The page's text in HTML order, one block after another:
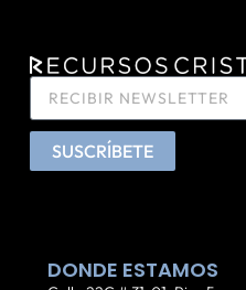
SUSCRÍBETE
DONDE ESTAMOS